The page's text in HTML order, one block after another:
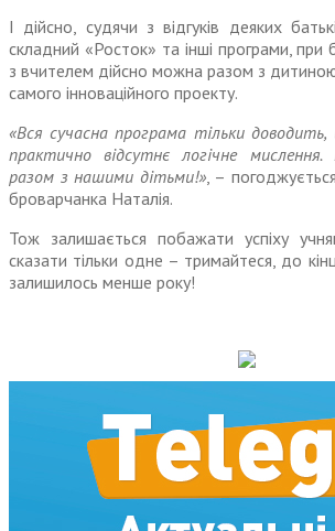
І дійсно, судячи з відгуків деяких
складний «Росток» та інші програми, при
з вчителем дійсно можна разом з
самого інно­ваційного проекту.
«Вся сучасна програма тільки
практично відсутнє логічне мис­лення.
разом з нашими дітьми!», –
броварчанка Наталія.
Тож залишається побажати успіху
сказати тільки одне – тримайтеся, до
залишилось менше року!